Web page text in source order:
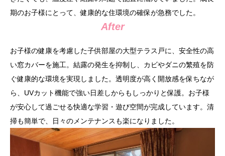
期のお子様にとって、健康的な住環境の確保が急務でした。
After
お子様の健康を考慮した子供部屋の大型テラス戸に、安全性の高
い窓カバーを施工。結露の発生を抑制し、カビやダニの繁殖を防
ぐ健康的な環境を実現しました。透明度が高く開放感を保ちなが
ら、UVカット機能で強い日差しからもしっかりと保護。お子様
が安心して過ごせる快適な学習・遊び空間が完成しています。清
掃も簡単で、日々のメンテナンスも楽になりました。